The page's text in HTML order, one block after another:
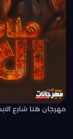
مهرجان هنا شارع